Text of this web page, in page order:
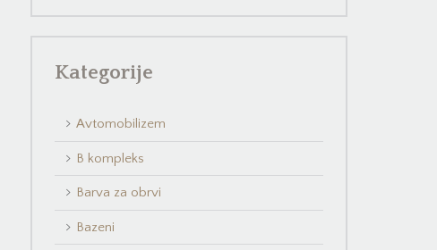
Kategorije
Avtomobilizem
B kompleks
Barva za obrvi
Bazeni